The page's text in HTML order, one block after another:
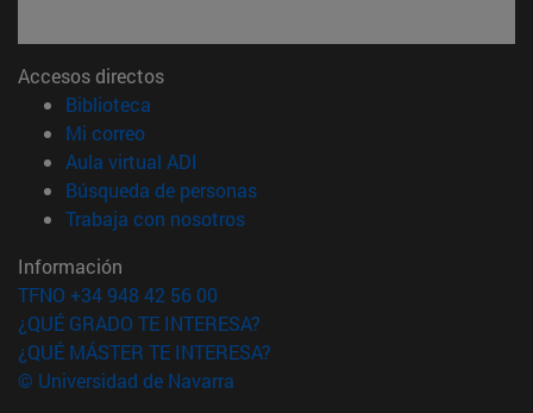
Accesos directos
Biblioteca
Mi correo(abre en nueva ventana)
Aula virtual ADI
Búsqueda de personas(abre en nueva ventana)
Trabaja con nosotros(abre en nueva ventana)
Información
TFNO +34 948 42 56 00
¿QUÉ GRADO TE INTERESA?
¿QUÉ MÁSTER TE INTERESA?
© Universidad de Navarra